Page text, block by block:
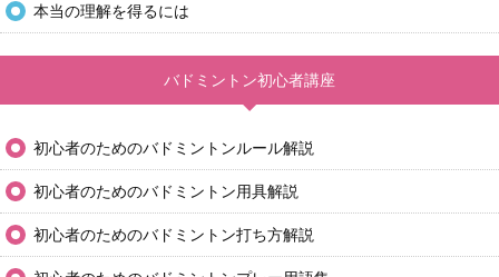
本当の理解を得るには
バドミントン初心者講座
初心者のためのバドミントンルール解説
初心者のためのバドミントン用具解説
初心者のためのバドミントン打ち方解説